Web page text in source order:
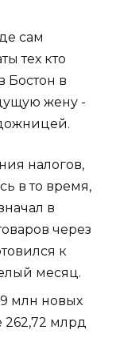
сам
тех кто
Бостон в
жену -
налогов,
в то время,
в
через
к
месяц.
млн новых
млрд